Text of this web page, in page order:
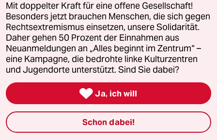
Kultur
Sport
Berlin
Nord
Wahrheit
Mit doppelter Kraft für eine offene Gesellschaft!
Besonders jetzt brauchen Menschen, die sich gegen
Rechtsextremismus einsetzen, unsere Solidarität.
Daher gehen 50 Prozent der Einnahmen aus
Neuanmeldungen an „Alles beginnt im Zentrum“ –
eine Kampagne, die bedrohte linke Kulturzentren
und Jugendorte unterstützt. Sind Sie dabei?
 Ja, ich will
Schon dabei!